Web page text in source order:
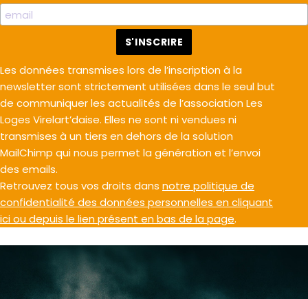
Les données transmises lors de l’inscription à la
newsletter sont strictement utilisées dans le seul but
de communiquer les actualités de l’association Les
Loges Virelart’daise. Elles ne sont ni vendues ni
transmises à un tiers en dehors de la solution
MailChimp qui nous permet la génération et l’envoi
des emails.
Retrouvez tous vos droits dans notre politique de
confidentialité des données personnelles en cliquant
ici ou depuis le lien présent en bas de la page.